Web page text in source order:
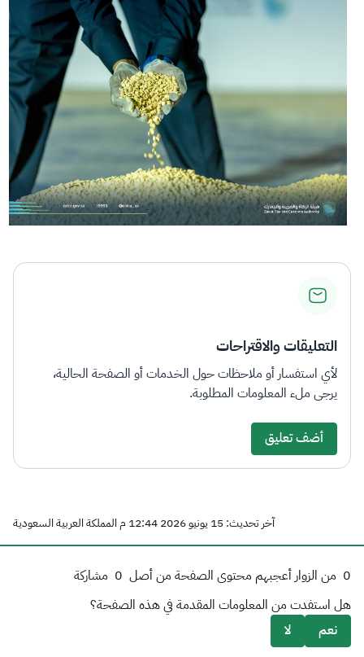
التعليقات والاقتراحات
لأي استفسار أو ملاحظات حول الخدمات أو الصفحة الحالية،
يرجى ملء المعلومات المطلوبة.
أضف تعليق
آخر تحديث: 15 يونيو 2026 12:44 م المملكة العربية السعودية
0 من الزوار أعجبهم محتوى الصفحة من أصل 0 مشاركة
هل استفدت من المعلومات المقدمة في هذه الصفحة؟
نعم
لا